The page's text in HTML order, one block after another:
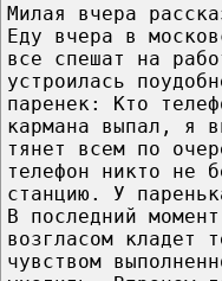
Милая вчера
Еду вчера в
все спешат на
устроилась
паренек: Кто
кармана выпал, я
тянет всем по
телефон никто не
станцию. У
В последний
возгласом кладет
чувством